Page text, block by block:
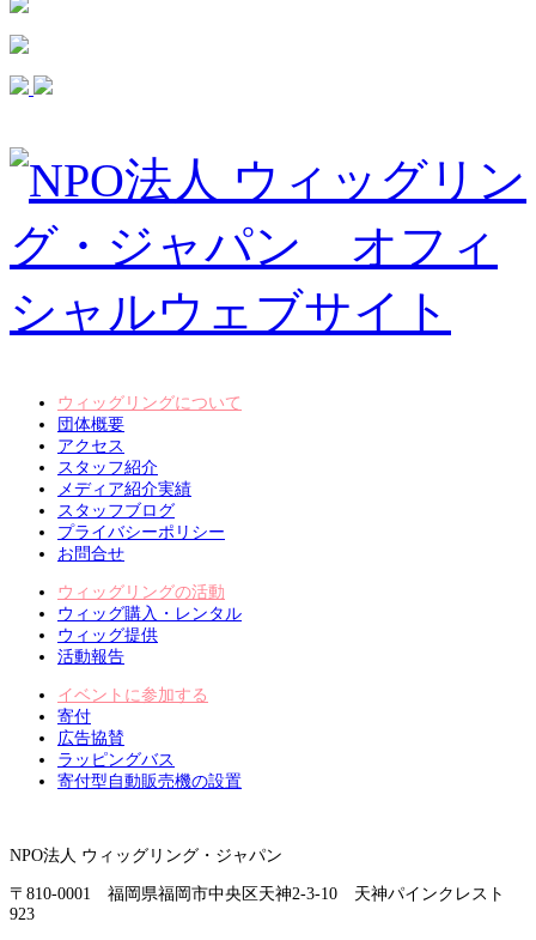
ウィッグリングについて
団体概要
アクセス
スタッフ紹介
メディア紹介実績
スタッフブログ
プライバシーポリシー
お問合せ
ウィッグリングの活動
ウィッグ購入・レンタル
ウィッグ提供
活動報告
イベントに参加する
寄付
広告協賛
ラッピングバス
寄付型自動販売機の設置
NPO法人 ウィッグリング・ジャパン
〒810-0001 福岡県福岡市中央区天神2-3-10 天神パインクレスト
923